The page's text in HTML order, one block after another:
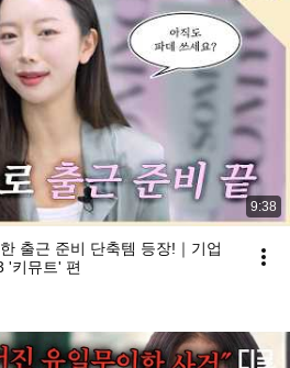
9:38
출근 준비 단축템 등장!｜기업
'키뮤트' 편